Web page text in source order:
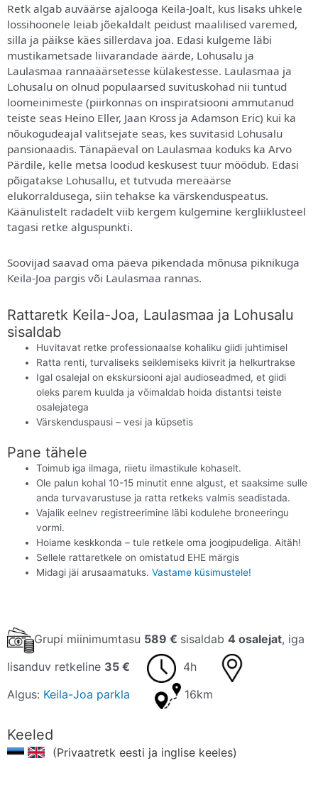
Retk algab auväärse ajalooga Keila-Joalt, kus lisaks uhkele
lossihoonele leiab jõekaldalt peidust maalilised varemed,
silla ja päikse käes sillerdava joa. Edasi kulgeme läbi
mustikametsade liivarandade äärde, Lohusalu ja
Laulasmaa rannaäärsetesse külakestesse. Laulasmaa ja
Lohusalu on olnud populaarsed suvituskohad nii tuntud
loomeinimeste (piirkonnas on inspiratsiooni ammutanud
teiste seas Heino Eller, Jaan Kross ja Adamson Eric) kui ka
nõukogudeajal valitsejate seas, kes suvitasid Lohusalu
pansionaadis. Tänapäeval on Laulasmaa koduks ka Arvo
Pärdile, kelle metsa loodud keskusest tuur möödub. Edasi
põigatakse Lohusallu, et tutvuda mereäärse
elukorraldusega, siin tehakse ka värskenduspeatus.
Käänulistelt radadelt viib kergem kulgemine kergliiklusteel
tagasi retke alguspunkti.
Soovijad saavad oma päeva pikendada mõnusa piknikuga
Keila-Joa pargis või Laulasmaa rannas.
Rattaretk Keila-Joa, Laulasmaa ja Lohusalu
sisaldab
Huvitavat retke professionaalse kohaliku giidi juhtimisel
Ratta renti, turvaliseks seiklemiseks kiivrit ja helkurtrakse
Igal osalejal on ekskursiooni ajal audioseadmed, et giidi
oleks parem kuulda ja võimaldab hoida distantsi teiste
osalejatega
Värskenduspausi – vesi ja küpsetis
Pane tähele
Toimub iga ilmaga, riietu ilmastikule kohaselt.
Ole palun kohal 10-15 minutit enne algust, et saaksime sulle
anda turvavarustuse ja ratta retkeks valmis seadistada.
Vajalik eelnev registreerimine läbi kodulehe broneeringu
vormi.
Hoiame keskkonda – tule retkele oma joogipudeliga. Aitäh!
Sellele rattaretkele on omistatud EHE märgis
Midagi jäi arusaamatuks.Vastame küsimustele!
Grupi miinimumtasu 589 € sisaldab 4 osalejat, iga
lisanduv retkeline 35 €
4h
Algus: Keila-Joa parkla 16km
Keeled
(Privaatretk eesti ja inglise keeles)